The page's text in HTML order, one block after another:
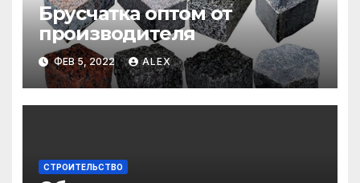
Брусчатка оптом от
производителя
ФЕВ 5, 2022 ALEX
СТРОИТЕЛЬСТВО